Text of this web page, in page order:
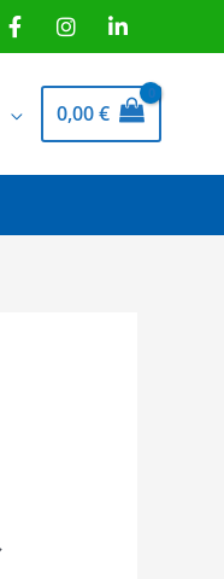
0,00€